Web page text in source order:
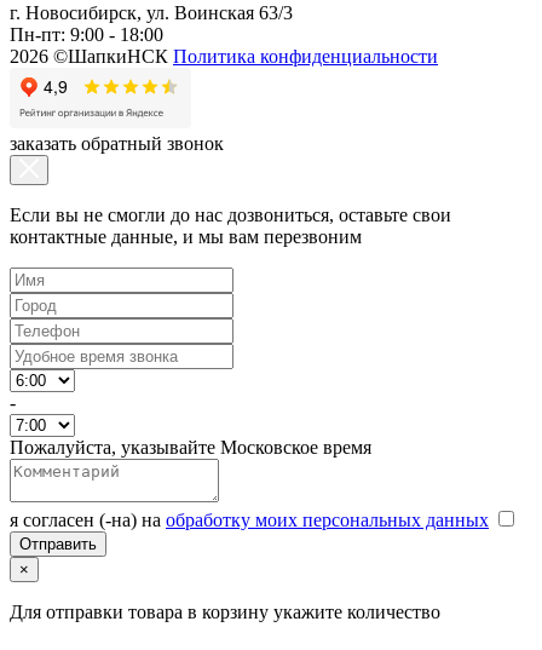
г. Новосибирск, ул. Воинская 63/3
Пн-пт: 9:00 - 18:00
2026 ©ШапкиНСК Политика конфиденциальности
заказать обратный звонок
Если вы не смогли до нас дозвониться, оставьте свои
контактные данные, и мы вам перезвоним
-
Пожалуйста, указывайте Московское время
я согласен (-на) на обработку моих персональных данных
×
Для отправки товара в корзину укажите количество